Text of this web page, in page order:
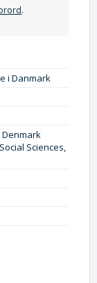
.
i Danmark
Sciences,